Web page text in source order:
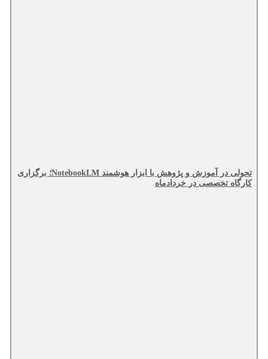
تحولی در آموزش و پژوهش با ابزار هوشمند NotebookLM؛ برگزاری
کارگاه تخصصی در خردادماه